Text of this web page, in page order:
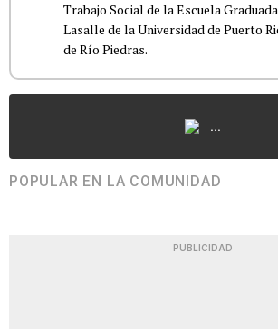
Trabajo Social de la Escuela
Lasalle de la Universidad de Puerto
...
POPULAR EN LA COMUNIDAD
PUBLICIDAD